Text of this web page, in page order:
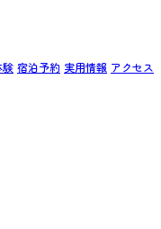
験 宿泊予約 実用情報 アクセス